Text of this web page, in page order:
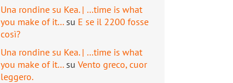
Una rondine su Kea. | …time is what
you make of it… su E se il 2200 fosse
così?
Una rondine su Kea. | …time is what
you make of it… su Vento greco, cuor
leggero.